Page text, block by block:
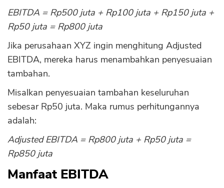
EBITDA = Rp500 juta + Rp100 juta + Rp150 juta +
Rp50 juta = Rp800 juta
Jika perusahaan XYZ ingin menghitung Adjusted
EBITDA, mereka harus menambahkan penyesuaian
tambahan.
Misalkan penyesuaian tambahan keseluruhan
sebesar Rp50 juta. Maka rumus perhitungannya
adalah:
Adjusted EBITDA = Rp800 juta + Rp50 juta =
Rp850 juta
Manfaat EBITDA